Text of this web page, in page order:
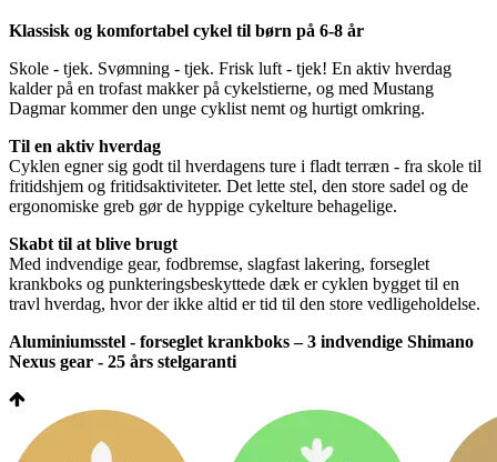
Klassisk og komfortabel cykel til børn på 6-8 år
Skole - tjek. Svømning - tjek. Frisk luft - tjek! En aktiv hverdag
kalder på en trofast makker på cykelstierne, og med Mustang
Dagmar kommer den unge cyklist nemt og hurtigt omkring.
Til en aktiv hverdag
Cyklen egner sig godt til hverdagens ture i fladt terræn - fra skole til
fritidshjem og fritidsaktiviteter. Det lette stel, den store sadel og de
ergonomiske greb gør de hyppige cykelture behagelige.
Skabt til at blive brugt
Med indvendige gear, fodbremse, slagfast lakering, forseglet
krankboks og punkteringsbeskyttede dæk er cyklen bygget til en
travl hverdag, hvor der ikke altid er tid til den store vedligeholdelse.
Aluminiumsstel - forseglet krankboks – 3 indvendige Shimano
Nexus gear - 25 års stelgaranti